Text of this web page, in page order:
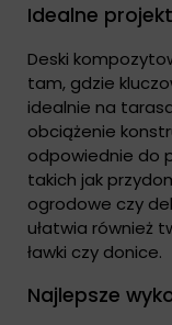
Idealne
Deski
tam, gdzie
idealnie na
obciążenie
odpowiednie do
takich jak
ogrodowe czy
ułatwia również
ławki czy donice.
Najlepsze